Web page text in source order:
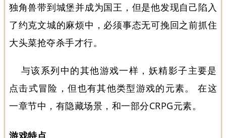
独角兽带到城堡并成为国王，但是他发现自己陷入
了约克文城的麻烦中，必须事态无可挽回之前抓住
大头菜抢夺杀手才行。
与该系列中的其他游戏一样，妖精影子主要是
点击式冒险，但也有其他类型游戏的元素。 在这
一章节中，有隐藏场景，和一部分CRPG元素。
游戏特点